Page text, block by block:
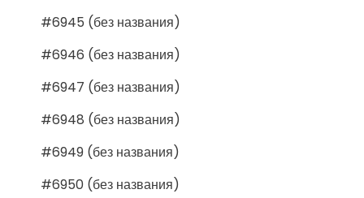
#6945 (без названия)
#6946 (без названия)
#6947 (без названия)
#6948 (без названия)
#6949 (без названия)
#6950 (без названия)